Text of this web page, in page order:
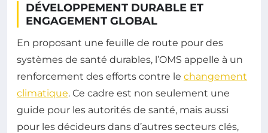
DÉVELOPPEMENT DURABLE ET
ENGAGEMENT GLOBAL
En proposant une feuille de route pour des
systèmes de santé durables, l’OMS appelle à un
renforcement des efforts contre le changement
climatique. Ce cadre est non seulement une
guide pour les autorités de santé, mais aussi
pour les décideurs dans d’autres secteurs clés,